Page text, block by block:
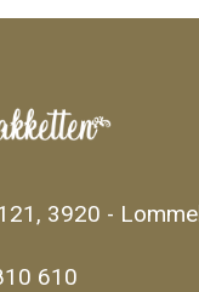
3920 - Lommel
610